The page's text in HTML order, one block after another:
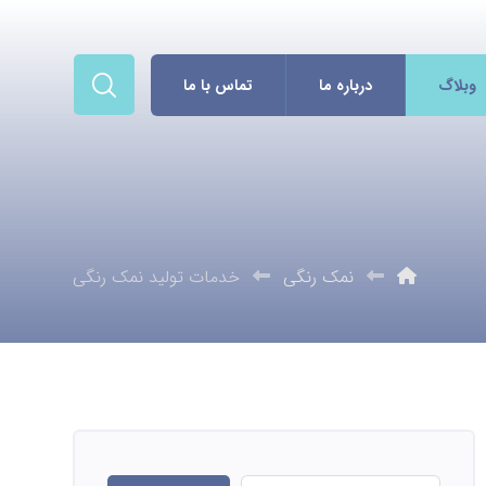
وبلاگ درباره ما تماس با ما
نمک رنگی خدمات تولید نمک رنگی